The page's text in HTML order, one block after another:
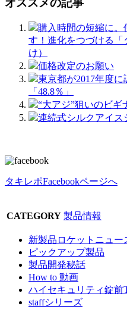
オススメの記事
購入時間の短縮に。
す！進化をつづける「
け）
価格改定のお願い
東京都が2017年度
「48.8％」
“大アジ”狙いのビ
連続式シルクアイス
タキレポFacebookページへ
CATEGORY 製品情報
新製品ロケットニュー
ピックアップ製品
製品開発秘話
How to 動画
ハイセキュリティ錠前
staffシリーズ